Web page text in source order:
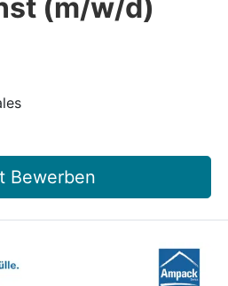
(m/w/d)
Bewerben